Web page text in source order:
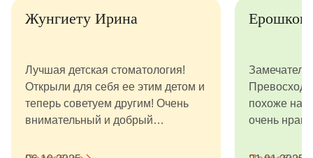
Жунгиету Ирина
Лучшая детская стоматология!
Открыли для себя ее этим детом и
теперь советуем другим! Очень
внимательный и добрый
обслуживание , ребенку очень
Ерошкова
похоже на
очень
клуб к